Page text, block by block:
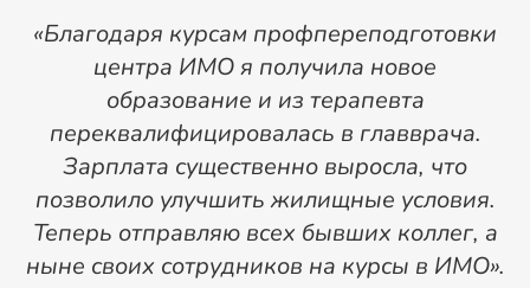
«Благодаря курсам профпереподготовки
центра ИМО я получила новое
образование и из терапевта
переквалифицировалась в главврача.
Зарплата существенно выросла, что
позволило улучшить жилищные условия.
Теперь отправляю всех бывших коллег, а
ныне своих сотрудников на курсы в ИМО».